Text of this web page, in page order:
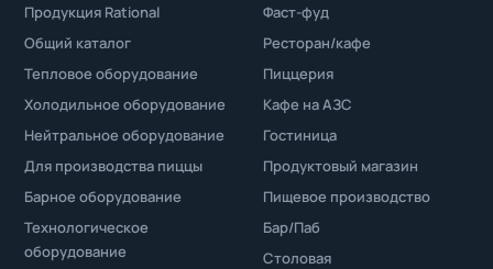
Продукция Rational
Общий каталог
Тепловое оборудование
Холодильное оборудование
Нейтральное оборудование
Для производства пиццы
Барное оборудование
Технологическое
оборудование
Фаст-фуд
Ресторан/кафе
Пиццерия
Кафе на АЗС
Гостиница
Продуктовый магазин
Пищевое производство
Бар/Паб
Столовая